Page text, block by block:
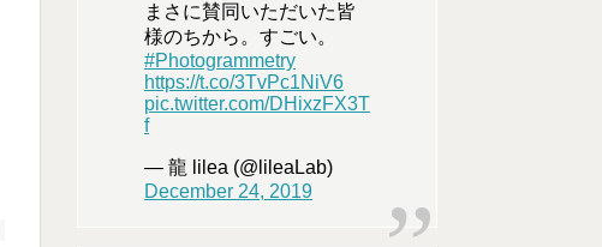
まさに賛同いただいた皆
様のちから。すごい。
#Photogrammetry
https://t.co/3TvPc1NiV6
pic.twitter.com/DHixzFX3T
f
— 龍 lilea (@lileaLab)
December 24, 2019